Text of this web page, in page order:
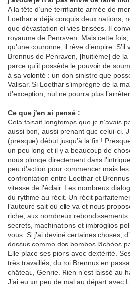
A la tête d’une terrifiante armée de
Loethar a déjà conquis deux nations,
que dévastation et vies brisées. Il
royaume de Penraven. Mais cette
qu’une couronne, il rêve d’empire.
Brennus de Penraven, [huitième] de la
parce qu’il possède le pouvoir de
à sa volonté : un don sinistre que
Valisar. Si Loethar s’imprègne de la
d’exception, nul ne pourra plus l’arrêter.
Ce que j'en ai pensé :
Cela faisait longtemps que je n’avais
aussi bon, aussi prenant que celui-ci.
(presque) début jusqu’à la fin !
un peu long et il y a beaucoup de
nous plonge directement dans
peu d’action pour commencer mais
confrontation entre Loethar et
vitesse de l’éclair. Les nombreux
du rythme au récit. Un récit
l’auteure sait où elle va et nous
riche, aux nombreux
secrets, machinations et imbroglios
vous. Si j’ai deviné certaines choses,
dessus comme des bombes lâchées
Elle place ses pions avec dextérité.
très travaillés, du roi Brennus en
château, Genrie. Rien n’est laissé au
J’ai eu un peu de mal au départ avec